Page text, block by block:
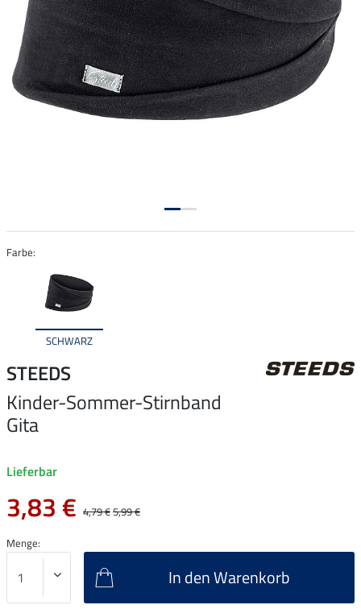
Farbe:
SCHWARZ
STEEDS
Kinder-Sommer-Stirnband
Gita
Lieferbar
3,83 € 4,79 €5,99 €
Menge:
In den Warenkorb